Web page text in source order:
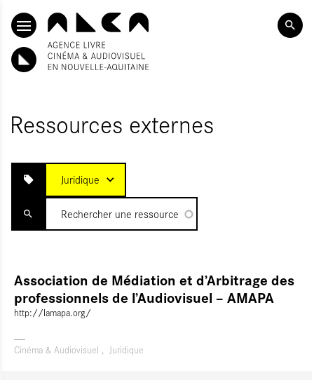
ALLER AU CONTENU PRINCIPAL
Ressources externes
Juridique
Association de Médiation et d’Arbitrage des
professionnels de l’Audiovisuel – AMAPA
http://lamapa.org/
Cinéma & Audiovisuel Juridique